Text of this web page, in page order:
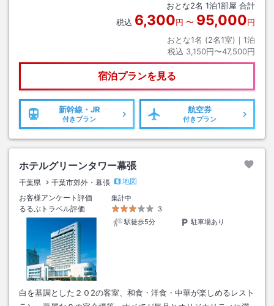
おとな2名 1泊1部屋 合計
税込 6,300円 〜 95,000円
おとな1名 (2名1室)｜ 1泊
税込 3,150円〜47,500円
宿泊プランを見る
新幹線・JR
付きプラン
航空券
付きプラン
ホテルグリーンタワー幕張
千葉県 千葉市郊外・幕張
地図
お客様アンケート評価
集計中
るるぶトラベル評価
3
駅徒歩5分
駐車場あり
白を基調とした２０2の客室、和食・洋食・中華が楽しめるレスト